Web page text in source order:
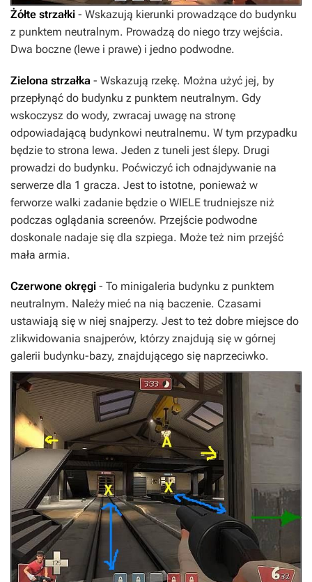
Żółte strzałki - Wskazują kierunki prowadzące do budynku
z punktem neutralnym. Prowadzą do niego trzy wejścia.
Dwa boczne (lewe i prawe) i jedno podwodne.
Zielona strzałka - Wskazują rzekę. Można użyć jej, by
przepłynąć do budynku z punktem neutralnym. Gdy
wskoczysz do wody, zwracaj uwagę na stronę
odpowiadającą budynkowi neutralnemu. W tym przypadku
będzie to strona lewa. Jeden z tuneli jest ślepy. Drugi
prowadzi do budynku. Poćwiczyć ich odnajdywanie na
serwerze dla 1 gracza. Jest to istotne, ponieważ w
ferworze walki zadanie będzie o WIELE trudniejsze niż
podczas oglądania screenów. Przejście podwodne
doskonale nadaje się dla szpiega. Może też nim przejść
mała armia.
Czerwone okręgi - To minigaleria budynku z punktem
neutralnym. Należy mieć na nią baczenie. Czasami
ustawiają się w niej snajperzy. Jest to też dobre miejsce do
zlikwidowania snajperów, którzy znajdują się w górnej
galerii budynku-bazy, znajdującego się naprzeciwko.